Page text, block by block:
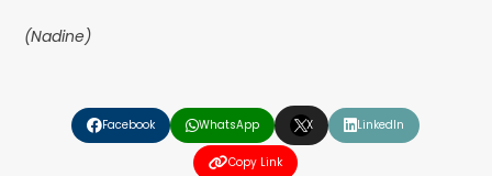
(Nadine)
Facebook WhatsApp X LinkedIn
Copy Link